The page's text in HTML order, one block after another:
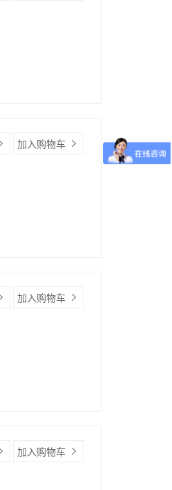
加入购物车
加入购物车
加入购物车